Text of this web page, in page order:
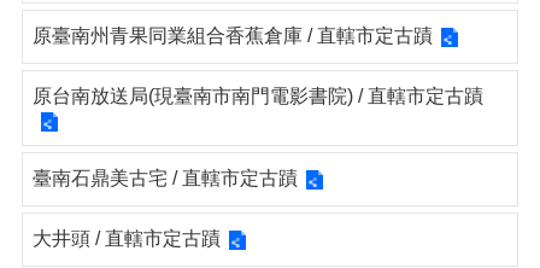
原臺南州青果同業組合香蕉倉庫 / 直轄市定古蹟
原台南放送局(現臺南市南門電影書院) / 直轄市定古蹟
臺南石鼎美古宅 / 直轄市定古蹟
大井頭 / 直轄市定古蹟